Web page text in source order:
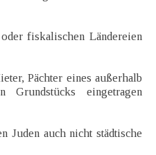
fiskalischen Ländereien
Pächter eines außerhalb
Grundstücks eingetragen
Juden auch nicht städtische